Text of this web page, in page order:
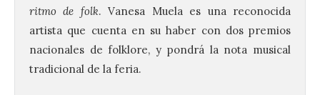
ritmo de folk. Vanesa Muela es una reconocida
artista que cuenta en su haber con dos premios
nacionales de folklore, y pondrá la nota musical
tradicional de la feria.